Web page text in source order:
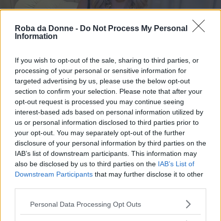
Roba da Donne - Do Not Process My Personal
Information
If you wish to opt-out of the sale, sharing to third parties, or
processing of your personal or sensitive information for
targeted advertising by us, please use the below opt-out
section to confirm your selection. Please note that after your
opt-out request is processed you may continue seeing
interest-based ads based on personal information utilized by
us or personal information disclosed to third parties prior to
your opt-out. You may separately opt-out of the further
disclosure of your personal information by third parties on the
IAB’s list of downstream participants. This information may
also be disclosed by us to third parties on the IAB’s List of
Downstream Participants that may further disclose it to other
Please note that this website/app uses one or more Google
Personal Data Processing Opt Outs
Dopo Dolci preziosi e Trudi Chiara
Ferragni indagata anche per il caso Oreo
Continua a leggere dopo la pubblicità
Nelle ultime settimane, poi, erano stati
numerosi gli indiziche avevano portato molti
utenti a parlare una separazione tra i due: dalla
foto senza anellodi Chiara Ferragni, alla sua
nuova immagine profilodove appaiono
soltanto i suoi figli, passando per la vacanza a